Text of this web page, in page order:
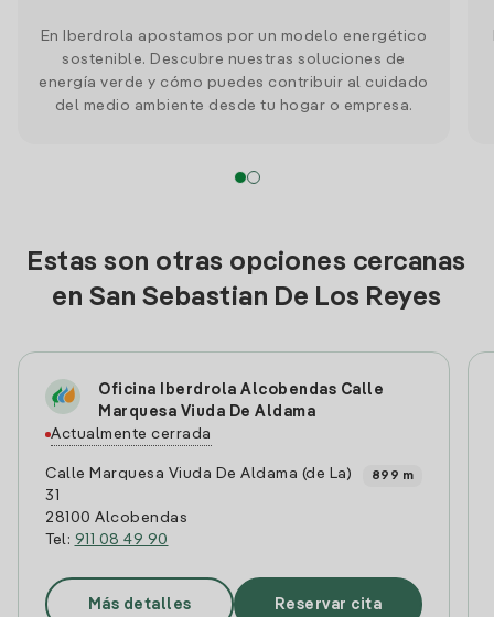
En Iberdrola apostamos por un modelo energético
sostenible. Descubre nuestras soluciones de
energía verde y cómo puedes contribuir al cuidado
del medio ambiente desde tu hogar o empresa.
Estas son otras opciones cercanas
en San Sebastian De Los Reyes
Oficina Iberdrola Alcobendas Calle
Marquesa Viuda De Aldama
Actualmente cerrada
Calle Marquesa Viuda De Aldama (de La)
31
28100 Alcobendas
Tel: 911 08 49 90
899 m
Más detalles Reservar cita